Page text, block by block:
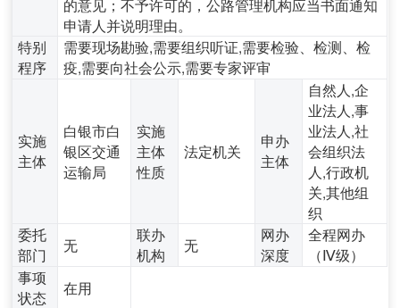
的意见；不予许可的，公路管理机构应当书面通知
申请人并说明理由。
特别
程序
需要现场勘验,需要组织听证,需要检验、检测、检
疫,需要向社会公示,需要专家评审
实施
主体
白银市白
银区交通
运输局
实施
主体
性质
法定机关
申办
主体
自然人,企
业法人,事
业法人,社
会组织法
人,行政机
关,其他组
织
委托
部门
无
联办
机构
无
网办
深度
全程网办
（Ⅳ级）
事项
状态
在用